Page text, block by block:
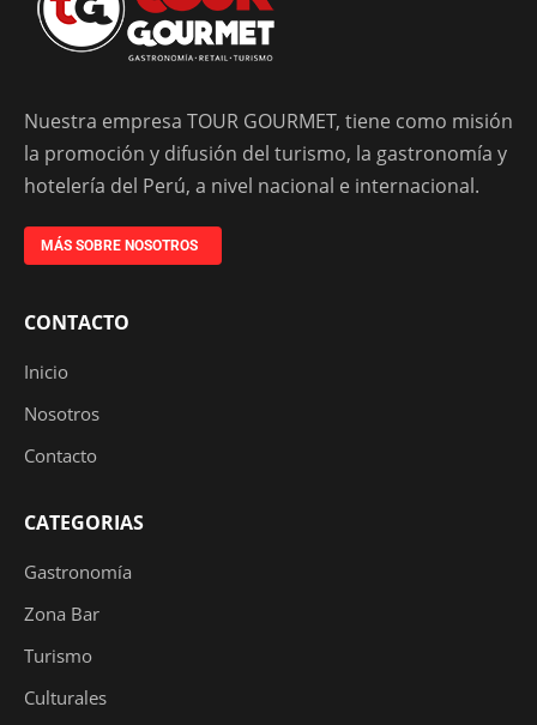
Nuestra empresa TOUR GOURMET, tiene como misión
la promoción y difusión del turismo, la gastronomía y
hotelería del Perú, a nivel nacional e internacional.
MÁS SOBRE NOSOTROS
CONTACTO
Inicio
Nosotros
Contacto
CATEGORIAS
Gastronomía
Zona Bar
Turismo
Culturales